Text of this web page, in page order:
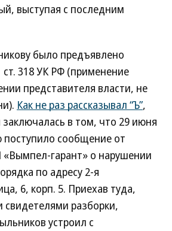
выступая с последним
было предъявлено
318 УК РФ (применение
представителя власти, не
Как не раз рассказывал “Ъ”,
заключалась в том, что 29 июня
поступило сообщение от
гарант» о нарушении
по адресу 2-я
6, корп. 5. Приехав туда,
свидетелями разборки,
устроил с